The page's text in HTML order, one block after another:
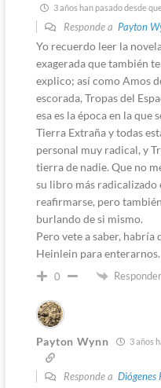
3 años han pasado desde
Responde a Payton
Yo recuerdo leer la
exagerada que también
explico; así como Amos
escorada, Tropas del
esa es la época en la que
Tierra Extraña y todas
personal muy radical, y
tierra de nadie. Que no
su libro más radicalizado
reafirmarse, pero
burlando de si mismo.
Pero vete a saber, habría
Heinlein para enterarnos.
0 Responder
Payton Wynn 3 años
Responde a Diógenes